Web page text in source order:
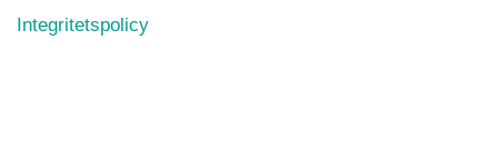
Integritetspolicy